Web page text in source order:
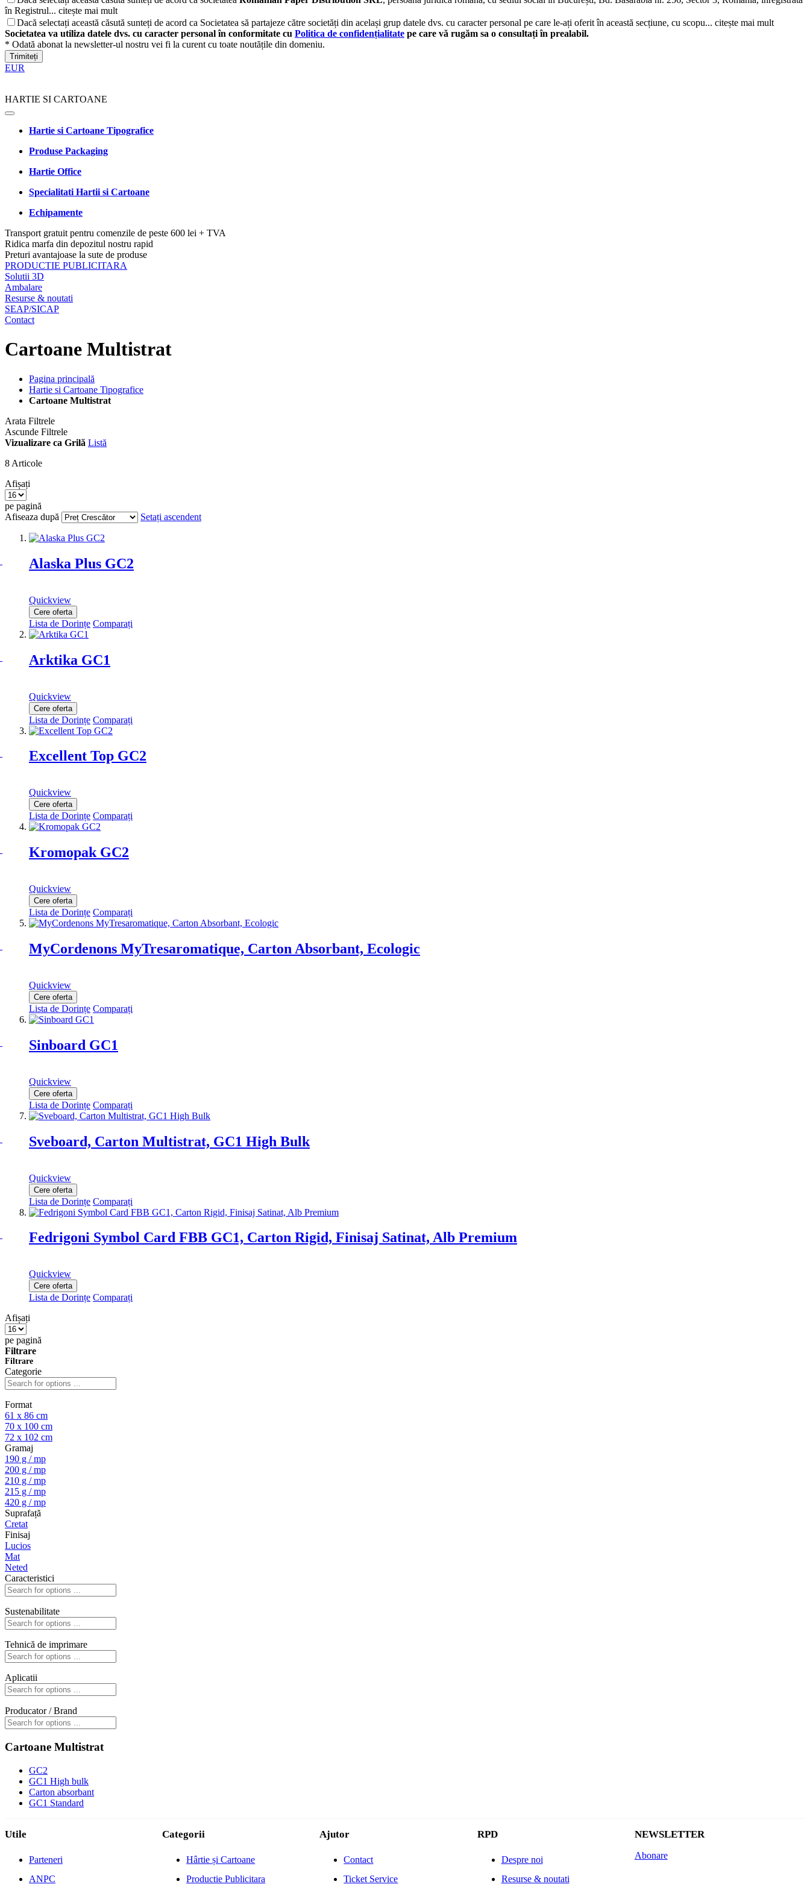
în Registrul... citește mai mult
Dacă selectați această căsută sunteți de acord ca Societatea să partajeze către societăți din același grup datele dvs. cu caracter personal pe care le-ați oferit în această secțiune, cu scopu... citește mai mult
Societatea va utiliza datele dvs. cu caracter personal în conformitate cu Politica de confidențialitate pe care vă rugăm sa o consultați în prealabil.
* Odată abonat la newsletter-ul nostru vei fi la curent cu toate noutățile din domeniu.
Trimiteți
EUR
HARTIE SI CARTOANE
Hartie si Cartoane Tipografice
Produse Packaging
Hartie Office
Specialitati Hartii si Cartoane
Echipamente
Transport gratuit pentru comenzile de peste 600 lei + TVA
Ridica marfa din depozitul nostru rapid
Preturi avantajoase la sute de produse
PRODUCTIE PUBLICITARA
Solutii 3D
Ambalare
Resurse & noutati
SEAP/SICAP
Contact
Cartoane Multistrat
Pagina principală
Hartie si Cartoane Tipografice
Cartoane Multistrat
Arata Filtrele
Ascunde Filtrele
Vizualizare ca Grilă Listă
8 Articole
Afișați
pe pagină
Afiseaza după
Setați ascendent
Alaska Plus GC2
Quickview
Cere oferta
Lista de Dorințe Comparați
Arktika GC1
Quickview
Cere oferta
Lista de Dorințe Comparați
Excellent Top GC2
Quickview
Cere oferta
Lista de Dorințe Comparați
Kromopak GC2
Quickview
Cere oferta
Lista de Dorințe Comparați
MyCordenons MyTresaromatique, Carton Absorbant, Ecologic
Quickview
Cere oferta
Lista de Dorințe Comparați
Sinboard GC1
Quickview
Cere oferta
Lista de Dorințe Comparați
Sveboard, Carton Multistrat, GC1 High Bulk
Quickview
Cere oferta
Lista de Dorințe Comparați
Fedrigoni Symbol Card FBB GC1, Carton Rigid, Finisaj Satinat, Alb Premium
Quickview
Cere oferta
Lista de Dorințe Comparați
Afișați
pe pagină
Filtrare
Filtrare
Categorie
Format
61 x 86 cm
70 x 100 cm
72 x 102 cm
Gramaj
190 g / mp
200 g / mp
210 g / mp
215 g / mp
420 g / mp
Suprafață
Cretat
Finisaj
Lucios
Mat
Neted
Caracteristici
Sustenabilitate
Tehnică de imprimare
Aplicatii
Producator / Brand
Cartoane Multistrat
GC2
GC1 High bulk
Carton absorbant
GC1 Standard
Utile
Parteneri
ANPC
Categorii
Hârtie și Cartoane
Productie Publicitara
Ajutor
Contact
Ticket Service
RPD
Despre noi
Resurse & noutati
NEWSLETTER
Abonare